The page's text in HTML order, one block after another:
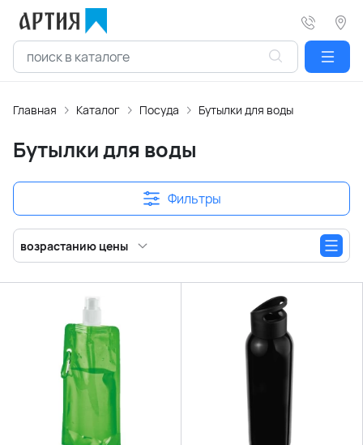
Главная Каталог Посуда Бутылки для воды
Бутылки для воды
Фильтры
возрастанию цены